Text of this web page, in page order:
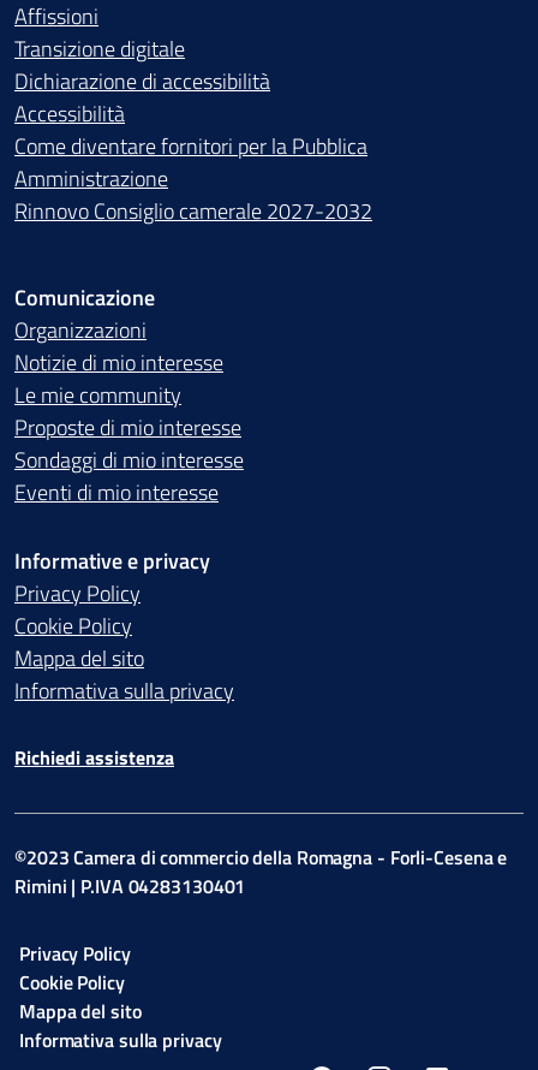
Affissioni
Transizione digitale
Dichiarazione di accessibilità
Accessibilità
Come diventare fornitori per la Pubblica
Amministrazione
Rinnovo Consiglio camerale 2027-2032
Comunicazione
Organizzazioni
Notizie di mio interesse
Le mie community
Proposte di mio interesse
Sondaggi di mio interesse
Eventi di mio interesse
Informative e privacy
Privacy Policy
Cookie Policy
Mappa del sito
Informativa sulla privacy
Richiedi assistenza
©2023 Camera di commercio della Romagna - Forli-Cesena e
Rimini | P.IVA 04283130401
Privacy Policy
Cookie Policy
Mappa del sito
Informativa sulla privacy